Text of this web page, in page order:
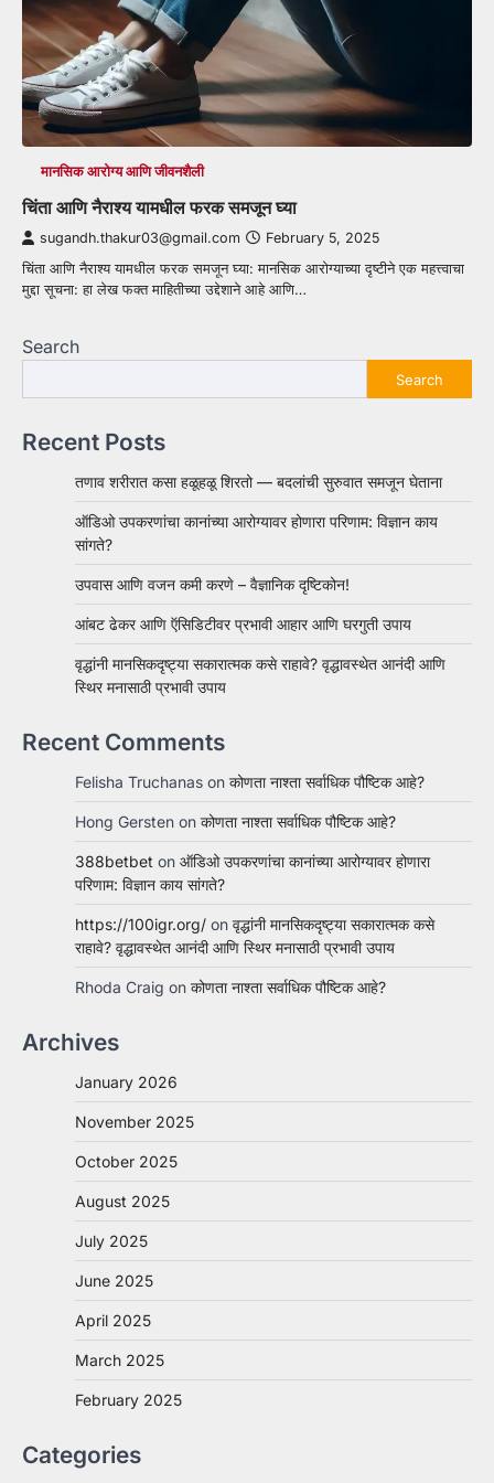
मानसिक आरोग्य आणि जीवनशैली
चिंता आणि नैराश्य यामधील फरक समजून घ्या
sugandh.thakur03@gmail.com February 5, 2025
चिंता आणि नैराश्य यामधील फरक समजून घ्या: मानसिक आरोग्याच्या दृष्टीने एक महत्त्वाचा
मुद्दा सूचना: हा लेख फक्त माहितीच्या उद्देशाने आहे आणि…
Search
Search
Recent Posts
तणाव शरीरात कसा हळूहळू शिरतो — बदलांची सुरुवात समजून घेताना
ऑडिओ उपकरणांचा कानांच्या आरोग्यावर होणारा परिणाम: विज्ञान काय
सांगते?
उपवास आणि वजन कमी करणे – वैज्ञानिक दृष्टिकोन!
आंबट ढेकर आणि ऍसिडिटीवर प्रभावी आहार आणि घरगुती उपाय
वृद्धांनी मानसिकदृष्ट्या सकारात्मक कसे राहावे? वृद्धावस्थेत आनंदी आणि
स्थिर मनासाठी प्रभावी उपाय
Recent Comments
Felisha Truchanas on कोणता नाश्ता सर्वाधिक पौष्टिक आहे?
Hong Gersten on कोणता नाश्ता सर्वाधिक पौष्टिक आहे?
388betbet on ऑडिओ उपकरणांचा कानांच्या आरोग्यावर होणारा
परिणाम: विज्ञान काय सांगते?
https://100igr.org/ on वृद्धांनी मानसिकदृष्ट्या सकारात्मक कसे
राहावे? वृद्धावस्थेत आनंदी आणि स्थिर मनासाठी प्रभावी उपाय
Rhoda Craig on कोणता नाश्ता सर्वाधिक पौष्टिक आहे?
Archives
January 2026
November 2025
October 2025
August 2025
July 2025
June 2025
April 2025
March 2025
February 2025
Categories